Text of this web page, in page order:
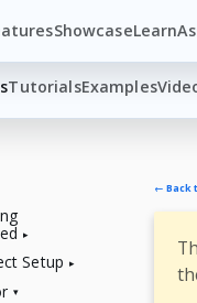
ShowcaseLearn
TutorialsExamples
Setup
← Back